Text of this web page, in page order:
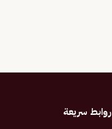
روابط سريعة